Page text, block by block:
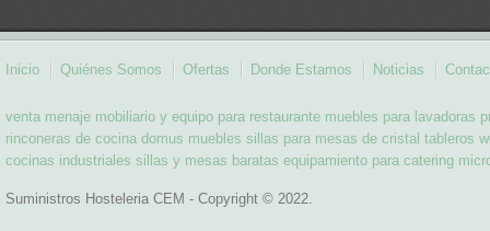
Inicio Quiénes Somos Ofertas Donde Estamos Noticias
venta menaje mobiliario y equipo para restaurante muebles para lavadoras
rinconeras de cocina domus muebles sillas para mesas de cristal tableros
cocinas industriales sillas y mesas baratas equipamiento para catering
Suministros Hosteleria CEM - Copyright © 2022.